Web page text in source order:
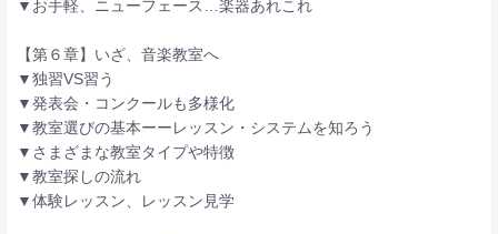
▼お手軽、ニューフェース…楽器あれこれ
【第６章】いざ、音楽教室へ
▼独習VS習う
▼発表会・コンクールも多様化
▼教室選びの基本ーーレッスン・システムを知ろう
▼さまざまな教室タイプや特徴
▼教室探しの流れ
▼体験レッスン、レッスン見学